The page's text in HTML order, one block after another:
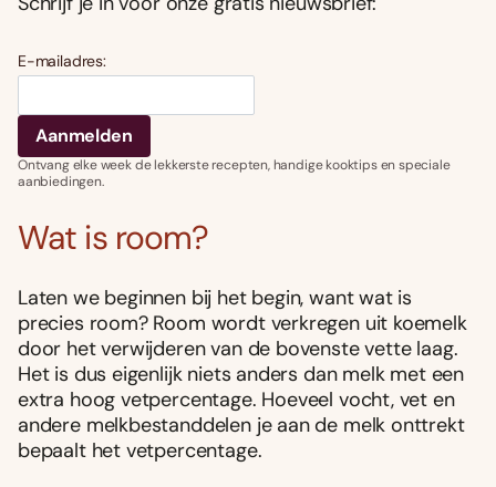
E-mailadres:
Ontvang elke week de lekkerste recepten, handige kooktips en speciale
aanbiedingen.
Wat is room?
Laten we beginnen bij het begin, want wat is
precies room? Room wordt verkregen uit koemelk
door het verwijderen van de bovenste vette laag.
Het is dus eigenlijk niets anders dan melk met een
extra hoog vetpercentage. Hoeveel vocht, vet en
andere melkbestanddelen je aan de melk onttrekt
bepaalt het vetpercentage.